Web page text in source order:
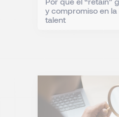
y compromiso en
talent